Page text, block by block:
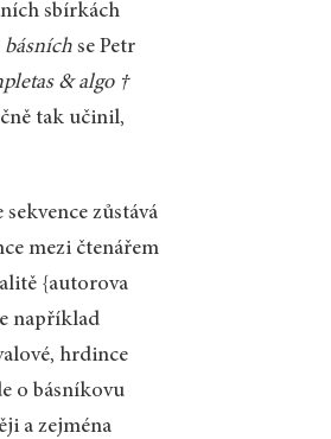
sbírkách
básních se Petr
& algo †
tak učinil,
zůstává
mezi čtenářem
{autorova
například
hrdince
o básníkovu
a zejména